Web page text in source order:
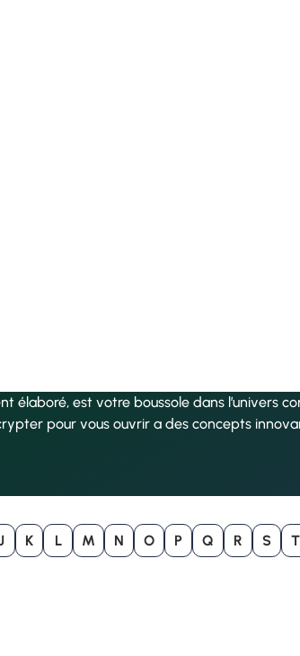
élaboré, est votre boussole dans
pour vous ouvrir a des concepts
K L M N O P Q R S T